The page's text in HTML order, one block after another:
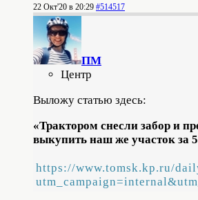
22 Окт'20 в 20:29 #514517
ПМ
Центр
Выложу статью здесь:
«Трактором снесли забор и
выкупить наш же участок за
https://www.tomsk.kp.ru/